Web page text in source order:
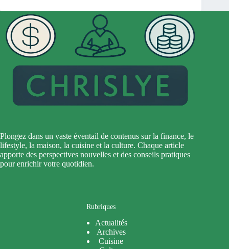
Plongez dans un vaste éventail de contenus sur la finance, le
lifestyle, la maison, la cuisine et la culture. Chaque article
apporte des perspectives nouvelles et des conseils pratiques
pour enrichir votre quotidien.
Rubriques
Actualités
Archives
Cuisine